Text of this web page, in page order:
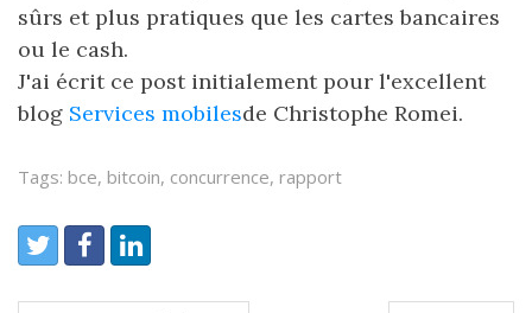
sûrs et plus pratiques que les cartes bancaires
ou le cash.
J'ai écrit ce post initialement pour l'excellent
blog Services mobilesde Christophe Romei.
Tags: bce, bitcoin, concurrence, rapport